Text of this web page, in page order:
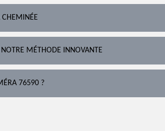
CHEMINÉE
MÉTHODE INNOVANTE
76590 ?